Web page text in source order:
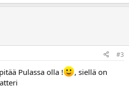
#3
Pulassa olla !
, siellä on